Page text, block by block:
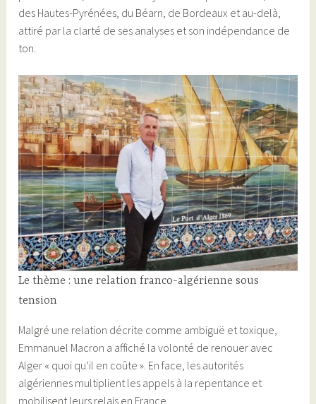
des Hautes-Pyrénées, du Béarn, de Bordeaux et au-delà,
attiré par la clarté de ses analyses et son indépendance de
ton.
Le thème : une relation franco-algérienne sous
tension
Malgré une relation décrite comme ambiguë et toxique,
Emmanuel Macron a affiché la volonté de renouer avec
Alger « quoi qu’il en coûte ». En face, les autorités
algériennes multiplient les appels à la repentance et
mobilisent leurs relais en France.